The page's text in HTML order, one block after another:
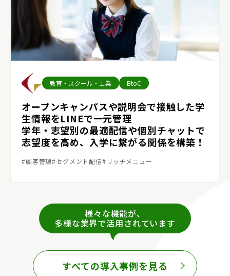
教育・スクール・士業 BtoC
オープンキャンパスや説明会で接触した学
生情報をLINEで一元管理
学年・志望別の最適配信や個別チャットで
志望度を高め、入学に繋がる関係を構築！
顧客管理 セグメント配信 リッチメニュー
様々な機能が、
多様な業界で活用されています
すべての導入事例を見る